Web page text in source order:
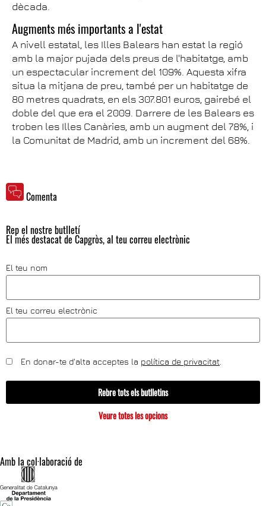
dècada.
Augments més importants a l'estat
A nivell estatal, les Illes Balears han estat la regió
amb la major pujada dels preus de l'habitatge, amb
un espectacular increment del 109%. Aquesta xifra
situa la mitjana de preu, també per un habitatge de
80 metres quadrats, en els 307.801 euros, gairebé el
doble del que era el 2009. Darrere de les Balears es
troben les Illes Canàries, amb un augment del 78%, i
la Comunitat de Madrid, amb un increment del 68%.
Comenta
Rep el nostre butlletí
El més destacat de Capgròs, al teu correu electrònic
El teu nom
El teu correu electrònic
En donar-te d'alta acceptes la política de privacitat.
Rebre tots els butlletins
Veure totes les opcions
Amb la col·laboració de